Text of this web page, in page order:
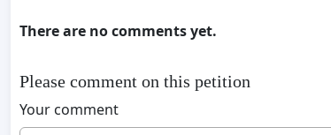
There are no comments yet.
Please comment on this petition
Your comment